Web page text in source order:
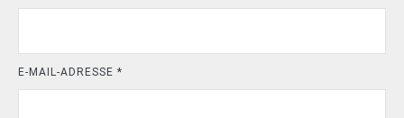
E-MAIL-ADRESSE *